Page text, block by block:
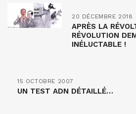
20 DÉCEMBRE 2018
APRÈS LA
RÉVOLUTION
INÉLUCTABLE !
15 OCTOBRE 2007
UN TEST ADN DÉTAILLÉ…